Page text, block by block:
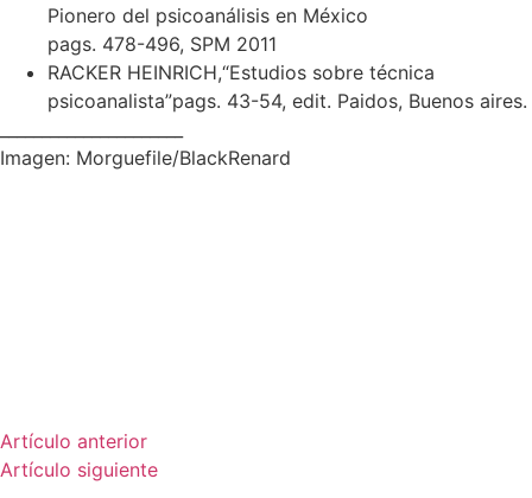
Pionero del psicoanálisis en México
pags. 478-496, SPM 2011
RACKER HEINRICH,“Estudios sobre técnica
psicoanalista”pags. 43-54, edit. Paidos, Buenos aires.
Imagen: Morguefile/BlackRenard
Artículo anterior
Artículo siguiente